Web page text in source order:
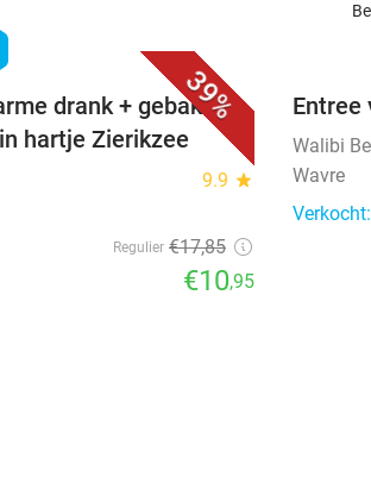
39%
drank + gebak +
hartje Zierikzee
9.9 star
Regulier €17,85
€10,95
Entree
Walibi
Wavre